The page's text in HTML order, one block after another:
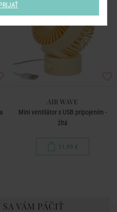
AIR WAVE
Mini ventilátor s USB pripojením -
žltá
11,99 €
VÁM PÁČIŤ